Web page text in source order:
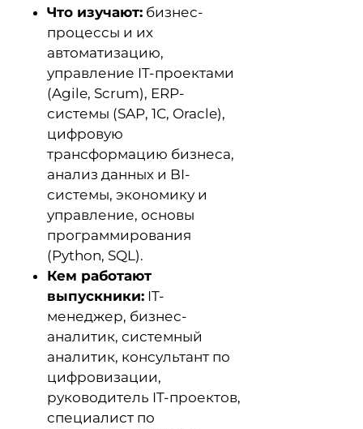
Что изучают: бизнес-
процессы и их
автоматизацию,
управление IT-проектами
(Agile, Scrum), ERP-
системы (SAP, 1С, Oracle),
цифровую
трансформацию бизнеса,
анализ данных и BI-
системы, экономику и
управление, основы
программирования
(Python, SQL).
Кем работают
выпускники: IT-
менеджер, бизнес-
аналитик, системный
аналитик, консультант по
цифровизации,
руководитель IT-проектов,
специалист по